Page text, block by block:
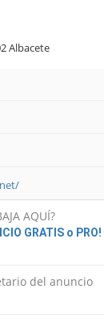
Albacete
AQUÍ?
GRATIS o
del anuncio